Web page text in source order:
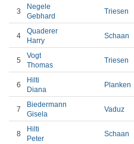
3
Negele
Gebhard
Triesen
4
Quaderer
Harry
Schaan
5
Vogt
Thomas
Triesen
6
Hilti
Diana
Planken
7
Biedermann
Gisela
Vaduz
8
Hilti
Peter
Schaan